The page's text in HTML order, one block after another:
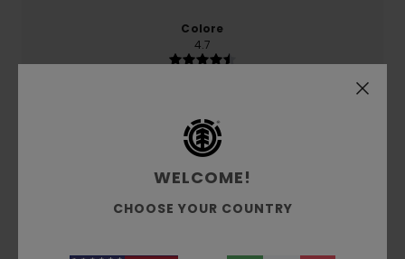
Colore
4.7
5/5
WELCOME!
CHOOSE YOUR COUNTRY